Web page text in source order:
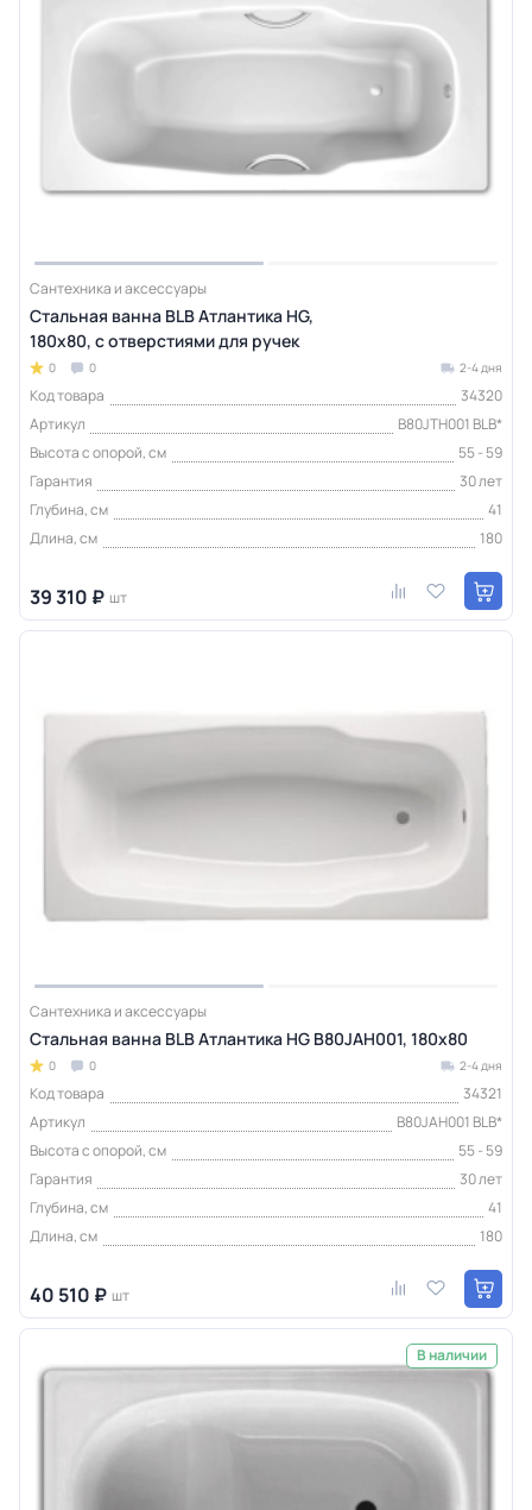
Сантехника и аксессуары
Стальная ванна BLB Атлантика HG,
180х80, с отверстиями для ручек
0 0 2-4 дня
Код товара
34320
Артикул
B80JTH001 BLB*
Высота с опорой, см
55 - 59
Гарантия
30 лет
Глубина, см
41
Длина, см
180
39 310 ₽ шт
Сантехника и аксессуары
Стальная ванна BLB Атлантика HG B80JAH001, 180х80
0 0 2-4 дня
Код товара
34321
Артикул
B80JAH001 BLB*
Высота с опорой, см
55 - 59
Гарантия
30 лет
Глубина, см
41
Длина, см
180
40 510 ₽ шт
В наличии